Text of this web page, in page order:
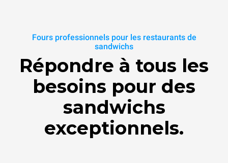
Fours professionnels pour les restaurants de
sandwichs
Répondre à tous les
besoins pour des
sandwichs
exceptionnels.